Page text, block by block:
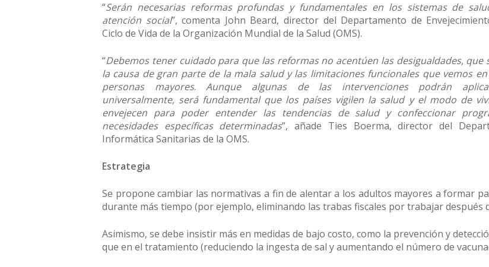
“Serán necesarias reformas profundas y fundamentales en los sistemas de
atención social”, comenta John Beard, director del Departamento de
Ciclo de Vida de la Organización Mundial de la Salud (OMS).
“Debemos tener cuidado para que las reformas no acentúen las desigualdades, que
la causa de gran parte de la mala salud y las limitaciones funcionales que vemos
personas mayores.Aunque algunas de las intervenciones podrán
universalmente, será fundamental que los países vigilen la salud y el modo de
envejecen para poder entender las tendencias de salud y confeccionar
necesidades específicas determinadas”, añade Ties Boerma, director del
Informática Sanitarias de la OMS.
Estrategia
Se propone cambiar las normativas a fin de alentar a los adultos mayores a formar
durante más tiempo (por ejemplo, eliminando las trabas fiscales por trabajar después
Asimismo, se debe insistir más en medidas de bajo costo, como la prevención y
que en el tratamiento (reduciendo la ingesta de sal y aumentando el número de